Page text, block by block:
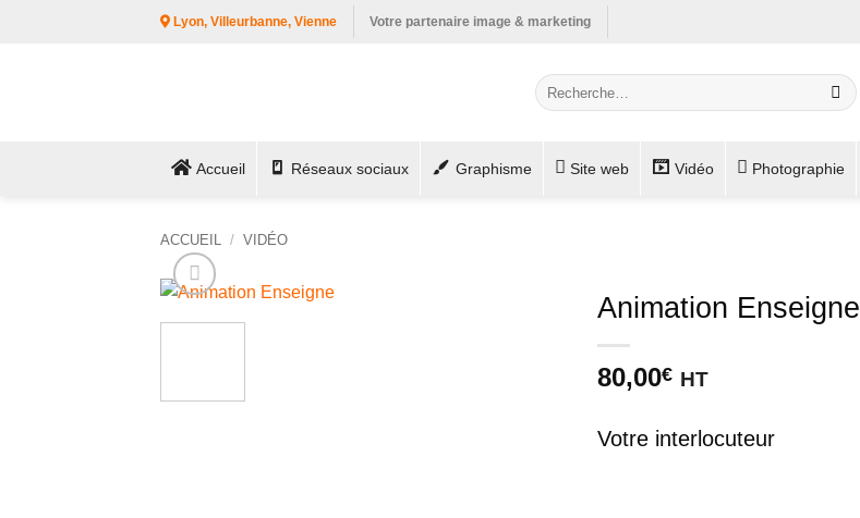
Lyon, Villeurbanne, Vienne Votre partenaire image & marketing
Recherche
pour :
Accueil Réseaux sociaux Graphisme Site web Vidéo Photographie
ACCUEIL / VIDÉO
Animation Enseigne
80,00€ HT
Votre interlocuteur